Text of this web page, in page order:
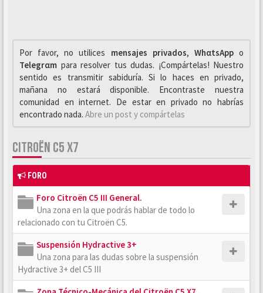
Por favor, no utilices mensajes privados, WhαtsAppo
Telegrαm para resolver tus dudas. ¡Compártelas! Nuestro
sentido es transmitir sabiduría. Si lo haces en privado,
mañana no estará disponible. Encontraste nuestra
comunidad en internet. De estar en privado no habrías
encontrado nada. Abre un post y compártelas
CITROËN C5 X7
FORO
Foro Citroën C5 III General.
Una zona en la que podrás hablar de todo lo
relacionado con tu Citroën C5.
Suspensión Hydractive 3+
Una zona para las dudas sobre la suspensión
Hydractive 3+ del C5 III